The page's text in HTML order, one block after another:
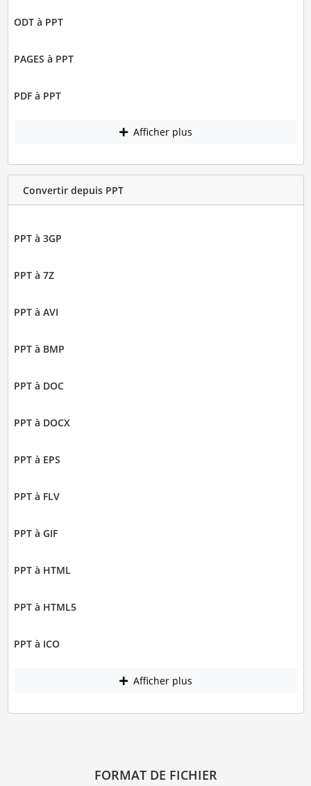
ODT à PPT
PAGES à PPT
PDF à PPT
Afficher plus
Convertir depuis PPT
PPT à 3GP
PPT à 7Z
PPT à AVI
PPT à BMP
PPT à DOC
PPT à DOCX
PPT à EPS
PPT à FLV
PPT à GIF
PPT à HTML
PPT à HTML5
PPT à ICO
Afficher plus
FORMAT DE FICHIER